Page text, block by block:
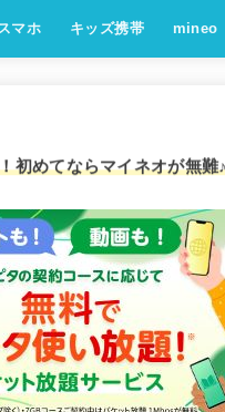
マホ キッズ携帯 mineo
初めてならマイネオが無難♪